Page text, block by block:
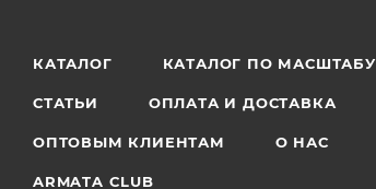
КАТАЛОГ КАТАЛОГ ПО МАСШТАБУ
СТАТЬИ ОПЛАТА И ДОСТАВКА
ОПТОВЫМ КЛИЕНТАМ О НАС
ARMATA CLUB